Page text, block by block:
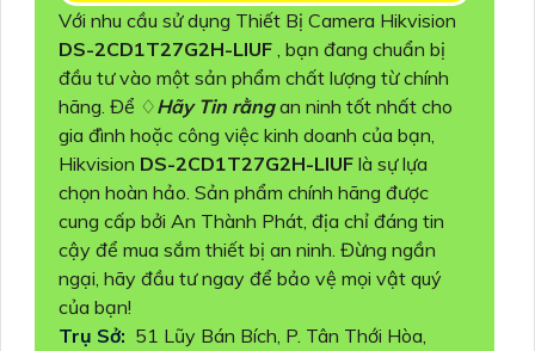
Với nhu cầu sử dụng Thiết Bị Camera Hikvision
DS-2CD1T27G2H-LIUF , bạn đang chuẩn bị
đầu tư vào một sản phẩm chất lượng từ chính
hãng. Để ♢Hãy Tin rằngan ninh tốt nhất cho
gia đình hoặc công việc kinh doanh của bạn,
Hikvision DS-2CD1T27G2H-LIUF là sự lựa
chọn hoàn hảo. Sản phẩm chính hãng được
cung cấp bởi An Thành Phát, địa chỉ đáng tin
cậy để mua sắm thiết bị an ninh. Đừng ngần
ngại, hãy đầu tư ngay để bảo vệ mọi vật quý
của bạn!
Trụ Sở: 51 Lũy Bán Bích, P. Tân Thới Hòa,